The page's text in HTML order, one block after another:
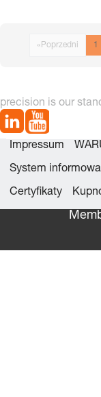
« Poprzedni 1
precision is our
Impressum
System
Certyfikaty